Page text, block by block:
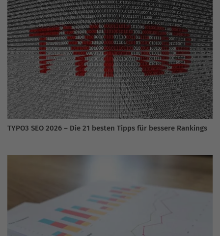
TYPO3 SEO 2026 – Die 21 besten Tipps für bessere Rankings